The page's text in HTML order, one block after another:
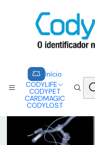
Início
CODYLIFE
CODYPET
CARDMAGIC
CODYLOST
A CODYLIFE PERMITE
INSTANTANEAMENTE